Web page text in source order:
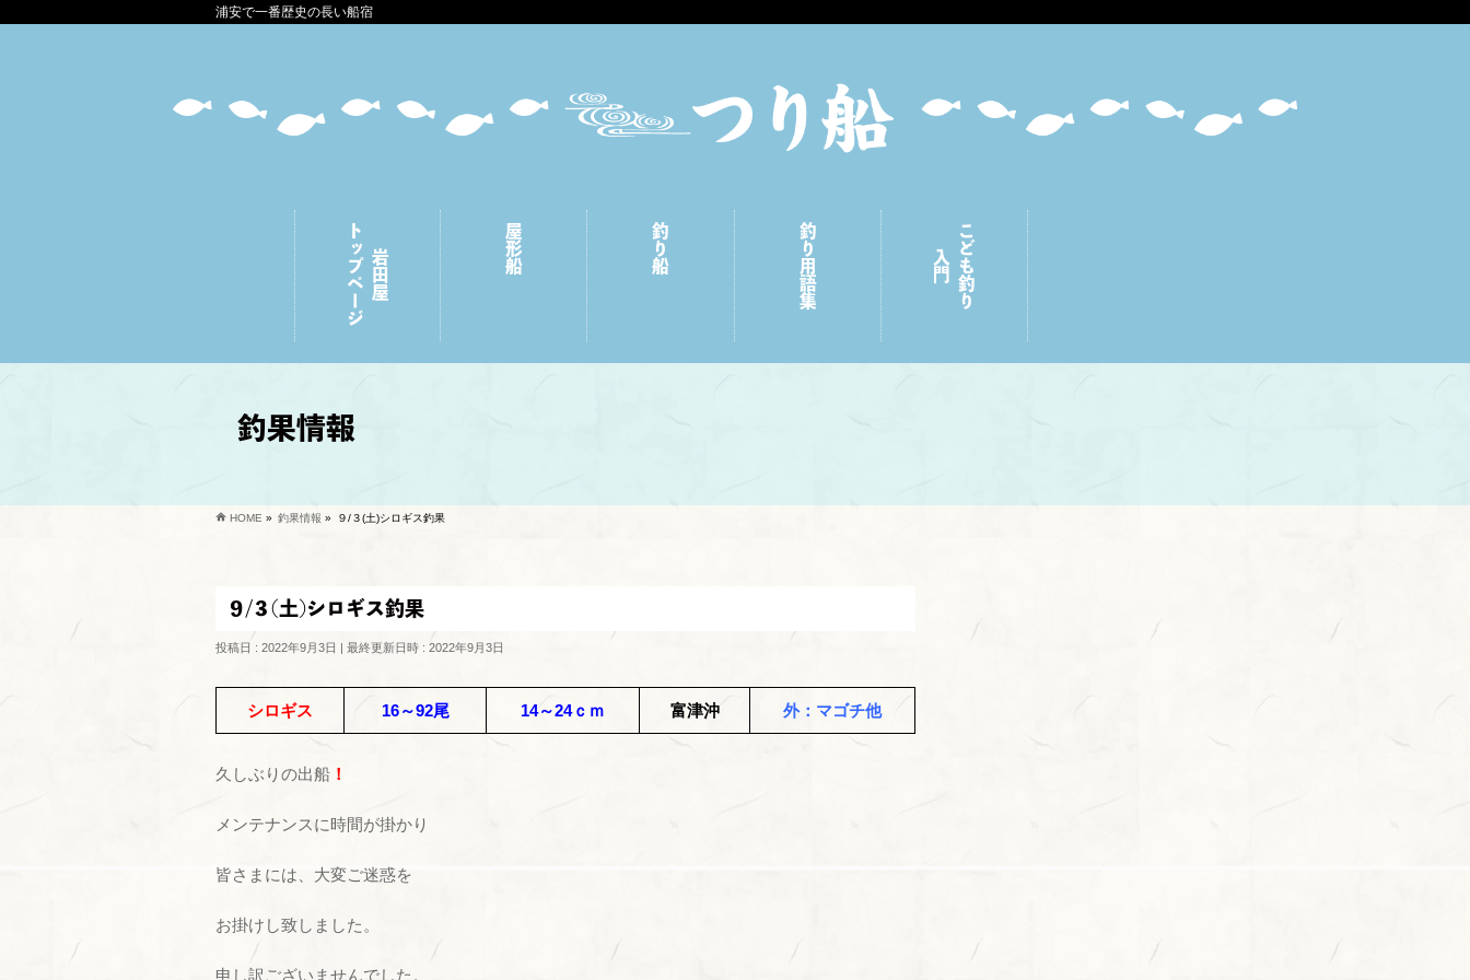
浦安で一番歴史の長い船宿
岩田屋
トップページ 屋形船 釣り船 釣り用語集 こども釣り
入門
釣果情報
HOME » 釣果情報 » ９/３(土)シロギス釣果
９/３(土)シロギス釣果
投稿日 : 2022年9月3日 最終更新日時 : 2022年9月3日
シロギス 16～92尾 14～24ｃｍ 富津沖 外：マゴチ他
久しぶりの出船 ！
メンテナンスに時間が掛かり
皆さまには、大変ご迷惑を
お掛けし致しました。
申し訳ございませんでした。